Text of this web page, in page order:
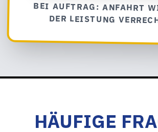
BEI AUFTRAG: ANFAHRT
DER LEISTUNG
HÄUFIGE